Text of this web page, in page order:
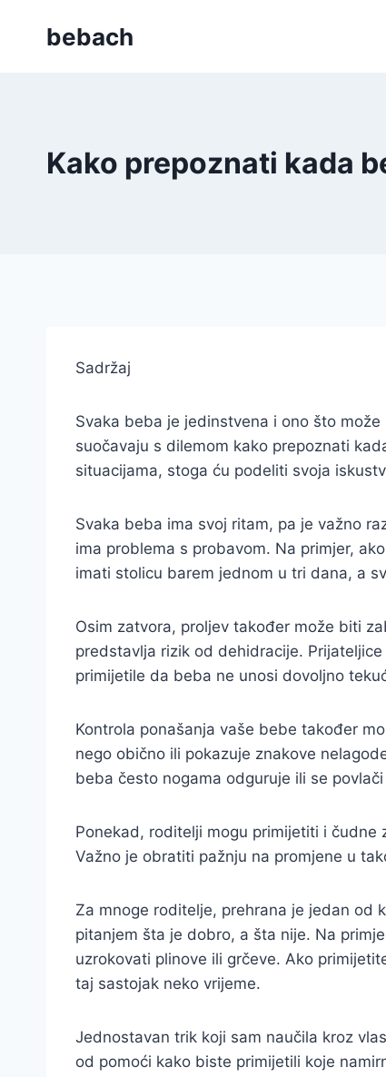
bebach
Kako prepoznati kada
Sadržaj
Svaka beba je jedinstvena i ono što
suočavaju s dilemom kako prepoznati
situacijama, stoga ću podeliti svoja
Svaka beba ima svoj ritam, pa je važno
ima problema s probavom. Na primjer,
imati stolicu barem jednom u tri dana, a
Osim zatvora, proljev također može biti
predstavlja rizik od dehidracije.
primijetile da beba ne unosi dovoljno
Kontrola ponašanja vaše bebe također
nego obično ili pokazuje znakove
beba često nogama odguruje ili se
Ponekad, roditelji mogu primijetiti i čudne
Važno je obratiti pažnju na promjene u
Za mnoge roditelje, prehrana je jedan od
pitanjem šta je dobro, a šta nije. Na
uzrokovati plinove ili grčeve. Ako
taj sastojak neko vrijeme.
Jednostavan trik koji sam naučila kroz
od pomoći kako biste primijetili koje